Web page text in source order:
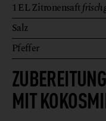
MIT
1 ELZitronensaftfrisch
Salz
Pfeffer